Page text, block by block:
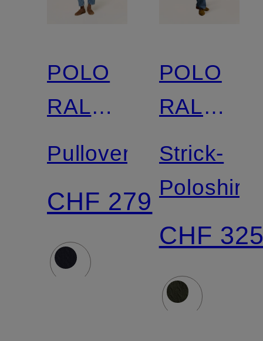
POLO
RALPH
LAUREN
Pullover
CHF 279
POLO
RALPH
LAUREN
Strick-
Poloshirt
CHF